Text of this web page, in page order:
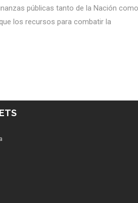
públicas tanto de la Nación como
los recursos para combatir la